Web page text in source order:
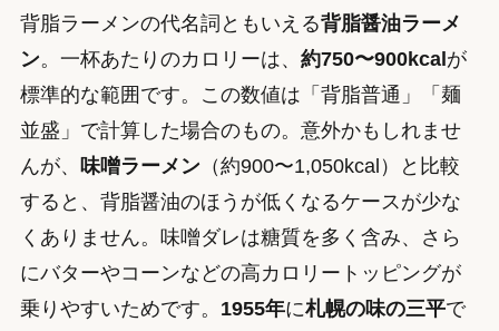
背脂ラーメンの代名詞ともいえる背脂醤油ラーメ
ン。一杯あたりのカロリーは、 約750〜900kcalが
標準的な範囲です。この数値は「背脂普通」「麺
並盛」で計算した場合のもの。意外かもしれませ
んが、
味噌ラーメン（約900〜1,050kcal）と比較
すると、背脂醤油のほうが低くなるケースが少な
くありません。味噌ダレは糖質を多く含み、さら
にバターやコーンなどの高カロリートッピングが
乗りやすいためです。 1955年に札幌の味の三平で